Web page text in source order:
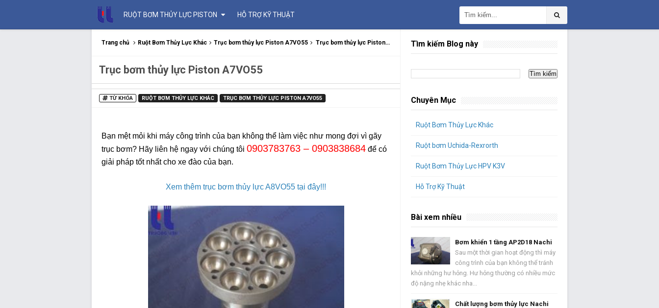
RUỘT BƠM THỦY LỰC PISTON HỖ TRỢ KỸ THUẬT
Trang chủ Ruột Bơm Thủy Lực Khác Trục bơm thủy lực Piston A7VO55 Trục bơm thủy lực Piston A7VO55
Trục bơm thủy lực Piston A7VO55
TỪ KHÓA RUỘT BƠM THỦY LỰC KHÁC TRỤC BƠM THỦY LỰC PISTON A7VO55
Bạn mệt mỏi khi máy công trình của bạn không thể làm việc như mong đợi vì gãy
trục bơm? Hãy liên hệ ngay với chúng tôi 0903783763 – 0903838684 để có
giải pháp tốt nhất cho xe đào của bạn.
Xem thêm trục bơm thủy lực A8VO55 tại đây!!!
Tìm kiếm Blog này
Chuyên Mục
Ruột Bơm Thủy Lực Khác
Ruột bơm Uchida-Rexrorth
Ruột Bơm Thủy Lực HPV K3V
Hỗ Trợ Kỹ Thuật
Bài xem nhiều
Bơm khiển 1 tầng AP2D18 Nachi
Sau một thời gian hoạt động thì máy
công trình của bạn không thể tránh
khỏi những hư hỏng. Hư hỏng thường có nhiều mức
độ nặng nhẹ khác nha...
Chất lượng bơm thủy lực Nachi